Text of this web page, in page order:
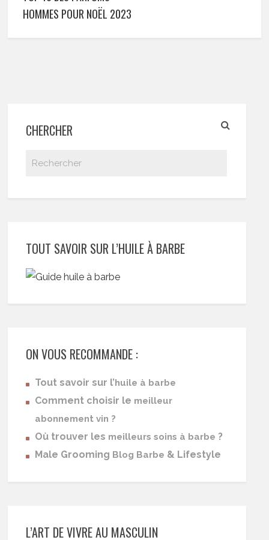
HOMMES POUR NOËL 2023
CHERCHER
TOUT SAVOIR SUR L’HUILE À BARBE
ON VOUS RECOMMANDE :
Tout savoir sur l’huile à barbe
Comment choisir le meilleur
abonnement vin ?
Où trouver les meilleurs soins à barbe ?
Male Grooming Blog Barbe & Lifestyle
L’ART DE VIVRE AU MASCULIN